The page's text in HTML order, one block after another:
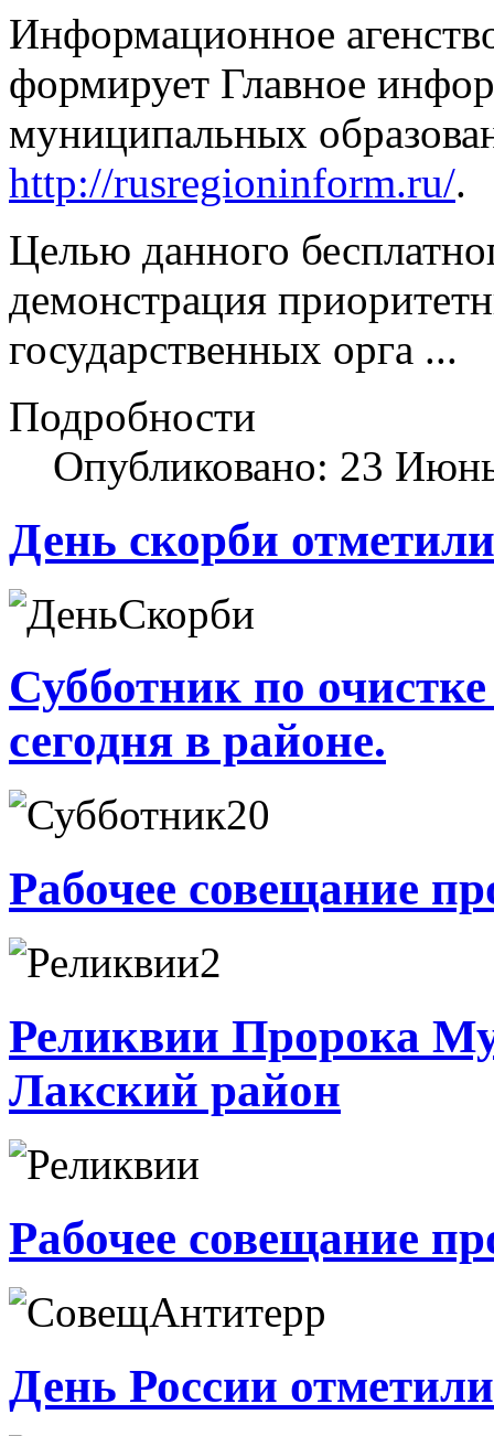
Информационное
формирует Главное
муниципальных
http://rusregioninform.ru/.
Целью данного
демонстрация
государственных орга ...
Подробности
Опубликовано: 23
День скорби
Субботник по
сегодня в районе.
Рабочее совещание
Реликвии Пророка
Лакский район
Рабочее совещание
День России